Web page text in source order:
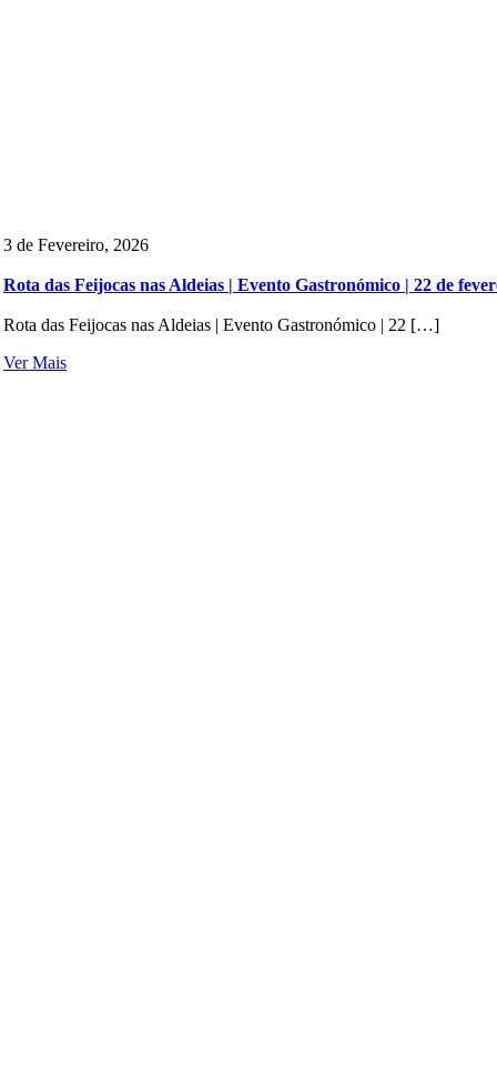
3 de Fevereiro, 2026
Rota das Feijocas nas Aldeias | Evento Gastronómico | 22 de
Rota das Feijocas nas Aldeias | Evento Gastronómico | 22 […]
Ver Mais